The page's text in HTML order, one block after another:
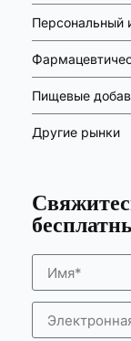
Персональный
Пищевые
Другие рынки